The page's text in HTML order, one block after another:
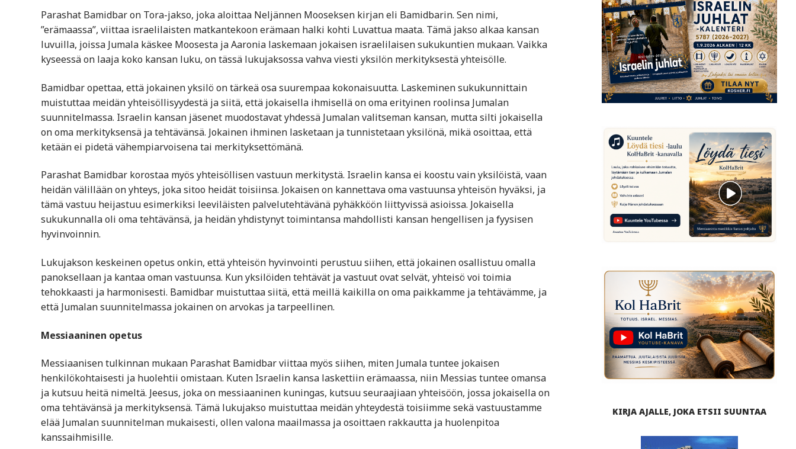
Parashat Bamidbar on Tora-jakso, joka aloittaa Neljännen Mooseksen kirjan eli Bamidbarin. Sen nimi,
”erämaassa”, viittaa israelilaisten matkantekoon erämaan halki kohti Luvattua maata. Tämä jakso alkaa kansan
luvuilla, joissa Jumala käskee Moosesta ja Aaronia laskemaan jokaisen israelilaisen sukukuntien mukaan. Vaikka
kyseessä on laaja koko kansan luku, on tässä lukujaksossa vahva viesti yksilön merkityksestä yhteisölle.
Bamidbar opettaa, että jokainen yksilö on tärkeä osa suurempaa kokonaisuutta. Laskeminen sukukunnittain
muistuttaa meidän yhteisöllisyydestä ja siitä, että jokaisella ihmisellä on oma erityinen roolinsa Jumalan
suunnitelmassa. Israelin kansan jäsenet muodostavat yhdessä Jumalan valitseman kansan, mutta silti jokaisella
on oma merkityksensä ja tehtävänsä. Jokainen ihminen lasketaan ja tunnistetaan yksilönä, mikä osoittaa, että
ketään ei pidetä vähempiarvoisena tai merkityksettömänä.
Parashat Bamidbar korostaa myös yhteisöllisen vastuun merkitystä. Israelin kansa ei koostu vain yksilöistä, vaan
heidän välillään on yhteys, joka sitoo heidät toisiinsa. Jokaisen on kannettava oma vastuunsa yhteisön hyväksi, ja
tämä vastuu heijastuu esimerkiksi leeviläisten palvelutehtävänä pyhäkköön liittyvissä asioissa. Jokaisella
sukukunnalla oli oma tehtävänsä, ja heidän yhdistynyt toimintansa mahdollisti kansan hengellisen ja fyysisen
hyvinvoinnin.
Lukujakson keskeinen opetus onkin, että yhteisön hyvinvointi perustuu siihen, että jokainen osallistuu omalla
panoksellaan ja kantaa oman vastuunsa. Kun yksilöiden tehtävät ja vastuut ovat selvät, yhteisö voi toimia
tehokkaasti ja harmonisesti. Bamidbar muistuttaa siitä, että meillä kaikilla on oma paikkamme ja tehtävämme, ja
että Jumalan suunnitelmassa jokainen on arvokas ja tarpeellinen.
Messiaaninen opetus
Messiaanisen tulkinnan mukaan Parashat Bamidbar viittaa myös siihen, miten Jumala tuntee jokaisen
henkilökohtaisesti ja huolehtii omistaan. Kuten Israelin kansa laskettiin erämaassa, niin Messias tuntee omansa
ja kutsuu heitä nimeltä. Jeesus, joka on messiaaninen kuningas, kutsuu seuraajiaan yhteisöön, jossa jokaisella on
oma tehtävänsä ja merkityksensä. Tämä lukujakso muistuttaa meidän yhteydestä toisiimme sekä vastuustamme
elää Jumalan suunnitelman mukaisesti, ollen valona maailmassa ja osoittaen rakkautta ja huolenpitoa
kanssaihmisille.
KIRJA AJALLE, JOKA ETSII SUUNTAA